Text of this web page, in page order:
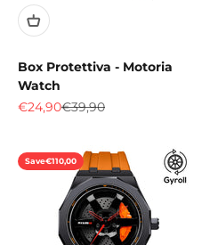
Box Protettiva - Motoria
Watch
Sale price
€24,90Regular price
€39,90
Save€110,00